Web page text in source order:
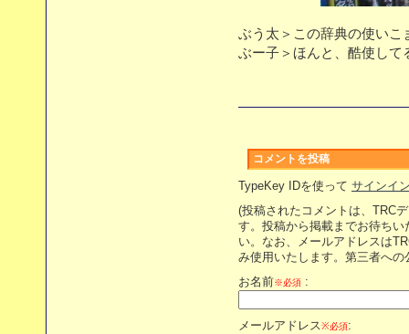
ぶう太＞この辞典の使いこ
ぶー子＞ほんと、酷使して
コメントを投稿
TypeKey IDを使って サインイ
(投稿されたコメントは、TRC
す。投稿から掲載までお待ち
い。なお、メールアドレスは
み使用いたします。第三者へ
お名前※必須 :
メールアドレス※必須: